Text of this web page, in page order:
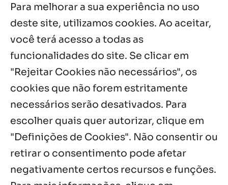
Para melhorar a sua experiência no uso
deste site, utilizamos cookies. Ao aceitar,
você terá acesso a todas as
funcionalidades do site. Se clicar em
"Rejeitar Cookies não necessários", os
cookies que não forem estritamente
necessários serão desativados. Para
escolher quais quer autorizar, clique em
"Definições de Cookies". Não consentir ou
retirar o consentimento pode afetar
negativamente certos recursos e funções.
Palavra Diária (04/08/2026)
4 ago, 2026
Palavra de Vida (Agosto de 2026)
Notícias por Categoria
Próximos Eventos